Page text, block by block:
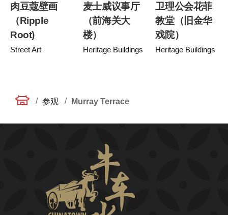
肉豆蔻壁画
（Ripple
Root)
Street Art
麦士威议事厅
（前海关大
楼）
Heritage Buildings
卫理公会花菲
教堂（旧金华
戏院）
Heritage Buildings
/ 参观 / Murray Terrace